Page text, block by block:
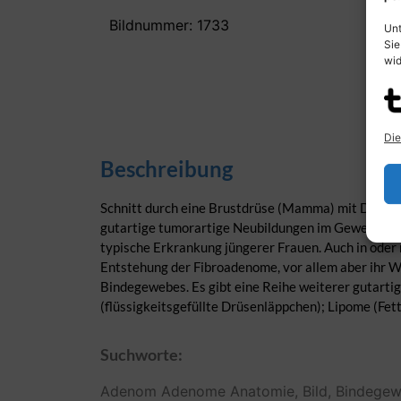
Bildnummer: 1733
Beschreibung
Schnitt durch eine Brustdrüse (Mamma) mit
gutartige tumorartige Neubildungen im Gewebe
typische Erkrankung jüngerer Frauen. Auch in
Entstehung der Fibroadenome, vor allem aber ihr
Bindegewebes. Es gibt eine Reihe weiterer
(flüssigkeitsgefüllte Drüsenläppchen); Lipome
Suchworte:
Adenom Adenome Anatomie, Bild,